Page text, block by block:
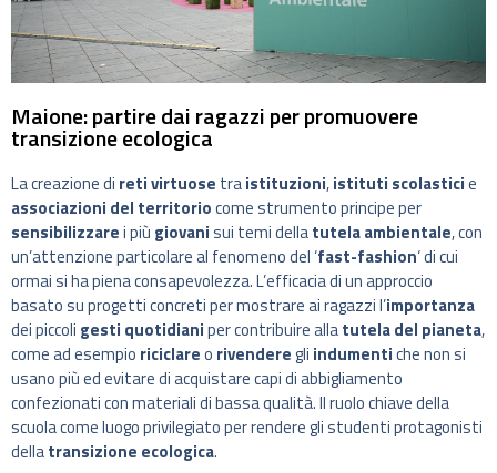
Maione: partire dai ragazzi per promuovere
transizione ecologica
La creazione di reti virtuose traistituzioni,istituti scolasticie
associazioni del territoriocome strumento principe per
sensibilizzarei più giovanisui temi dellatutela ambientale, con
un’attenzione particolare al fenomeno del ‘fast-fashion‘ di cui
ormai si ha piena consapevolezza. L’efficacia di un approccio
basato su progetti concreti per mostrare ai ragazzi l’importanza
dei piccoli gesti quotidianiper contribuire allatutela del pianeta,
come ad esempio riciclareo rivenderegli indumentiche non si
usano più ed evitare di acquistare capi di abbigliamento
confezionati con materiali di bassa qualità. Il ruolo chiave della
scuola come luogo privilegiato per rendere gli studenti protagonisti
dellatransizione ecologica.